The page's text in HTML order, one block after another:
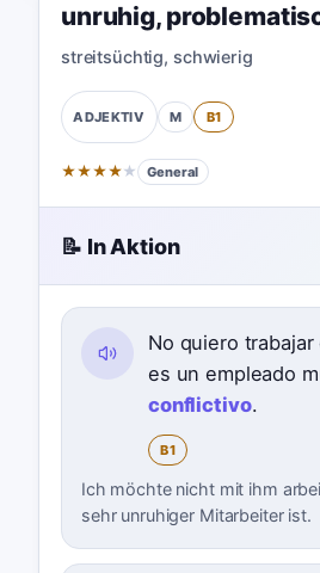
unruhig,
streitsüchtig, schwierig
ADJEKTIV M B1
★★★★★ General
📝 In Aktion
No quiero
es un empleado
conflictivo.
B1
Ich möchte nicht mit ihm
sehr unruhiger Mitarbeiter ist.